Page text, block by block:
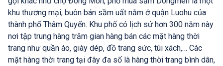
khu thương mại, buôn bán sầm uất nằm ở quận Luohu của
thành phố Thâm Quyến. Khu phố có lịch sử hơn 300 năm này
nơi tập trung hàng trăm gian hàng bán các mặt hàng thời
trang như quần áo, giày dép, đồ trang sức, túi xách,… Các
mặt hàng thời trang tại đây đa số là hàng thời trang bình dân,